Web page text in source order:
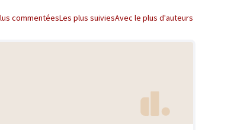
commentéesLes plus suiviesAvec le plus d'auteurs